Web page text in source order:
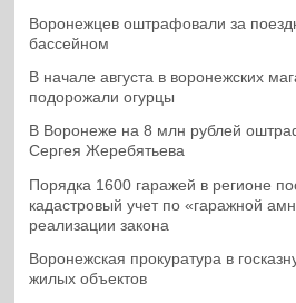
Воронежцев оштрафовали за
бассейном
В начале августа в воронежских
подорожали огурцы
В Воронеже на 8 млн рублей
Сергея Жеребятьева
Порядка 1600 гаражей в регионе
кадастровый учет по «гаражной
реализации закона
Воронежская прокуратура в
жилых объектов